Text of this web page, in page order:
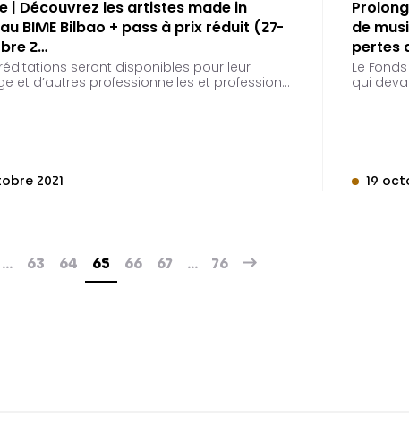
| Découvrez les artistes made in
BIME Bilbao + pass à prix réduit (27-
2…
seront disponibles pour leur
et d’autres professionnelles et profession…
2021
de
pertes
Le
qui
19
… 63 64 65 66 67 … 76